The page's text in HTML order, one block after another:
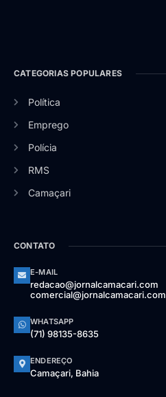
CATEGORIAS POPULARES
Política
Emprego
Polícia
RMS
Camaçari
CONTATO
E-MAIL
redacao@jornalcamacari.com
comercial@jornalcamacari.com
WHATSAPP
(71) 98135-8635
ENDEREÇO
Camaçari, Bahia